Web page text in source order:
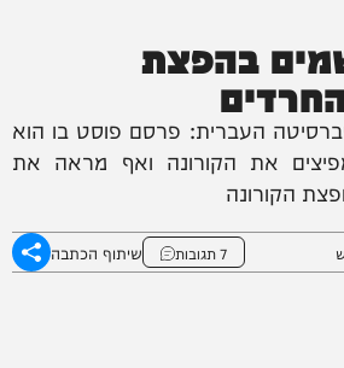
בהפצת
העברית: פרסם פוסט בו הוא
את הקורונה ואף מראה את
הקורונה
7 תגובות שיתוף הכתבה